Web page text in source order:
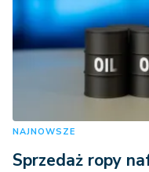
NAJNOWSZE
Sprzedaż ropy